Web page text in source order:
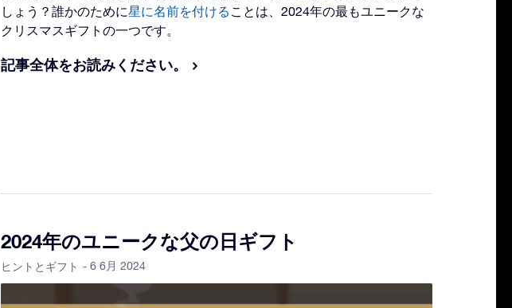
しょう？誰かのために星に名前を付ける ことは、2024年の最もユニークな
クリスマスギフトの一つです。
記事全体をお読みください。
2024年のユニークな父の日ギフト
ヒントとギフト - 6 6月 2024